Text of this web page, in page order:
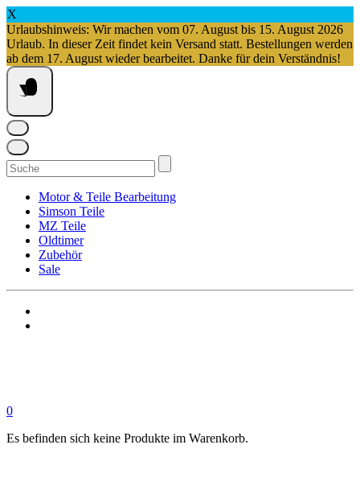
X
Urlaubshinweis: Wir machen vom 07. August bis 15. August 2026
Urlaub. In dieser Zeit findet kein Versand statt. Bestellungen werden
ab dem 17. August wieder bearbeitet. Danke für dein Verständnis!
Springe
zum
Inhalt
Suchen
nach:
Motor & Teile Bearbeitung
Simson Teile
MZ Teile
Oldtimer
Zubehör
Sale
0
Es befinden sich keine Produkte im Warenkorb.